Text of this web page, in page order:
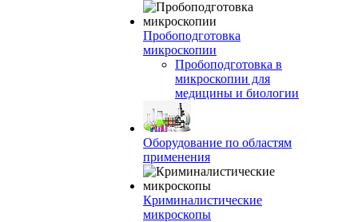
Пробоподготовка
микроскопии
Пробоподготовка в
микроскопии для
медицины и биологии
Оборудование по областям
применения
Криминалистические
микроскопы